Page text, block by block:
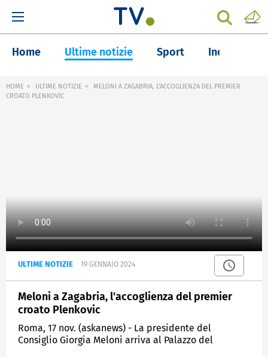
Home Ultime notizie Sport Inchieste
HOME ULTIME NOTIZIE
MELONI A ZAGABRIA, L'ACCOGLIENZA DEL PREMIER
CROATO PLENKOVIC
ULTIME NOTIZIE 19 GENNAIO 2024
Meloni a Zagabria, l'accoglienza del premier
croato Plenkovic
Roma, 17 nov. (askanews) - La presidente del
Consiglio Giorgia Meloni arriva al Palazzo del